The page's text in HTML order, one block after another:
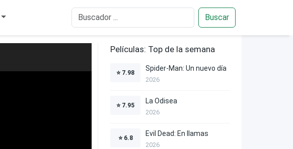
Buscar
Películas: Top de la semana
⭐ 7.98
Spider-Man: Un nuevo día
2026
⭐ 7.95
La Odisea
2026
⭐ 6.8
Evil Dead: En llamas
2026